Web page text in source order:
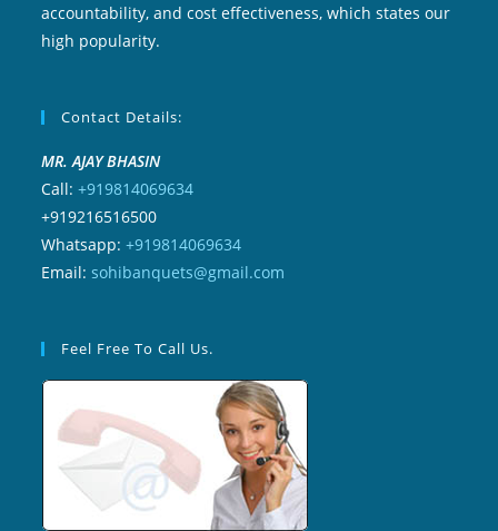
accountability, and cost effectiveness, which states our
high popularity.
Contact Details:
MR. AJAY BHASIN
Call:+919814069634
+919216516500
Whatsapp:+919814069634
Email: sohibanquets@gmail.com
Feel Free To Call Us.